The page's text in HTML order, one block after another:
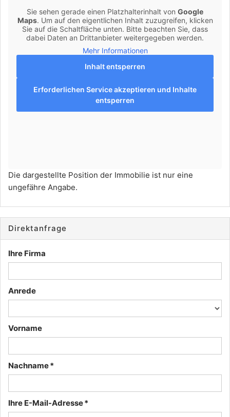
Sie sehen gerade einen Platzhalterinhalt von Google
Maps. Um auf den eigentlichen Inhalt zuzugreifen, klicken
Sie auf die Schaltfläche unten. Bitte beachten Sie, dass
dabei Daten an Drittanbieter weitergegeben werden.
Mehr Informationen
Inhalt entsperren
Erforderlichen Service akzeptieren und Inhalte
entsperren
Die dargestellte Position der Immobilie ist nur eine
ungefähre Angabe.
Direktanfrage
Ihre Firma
Anrede
Vorname
Nachname *
Ihre E-Mail-Adresse *